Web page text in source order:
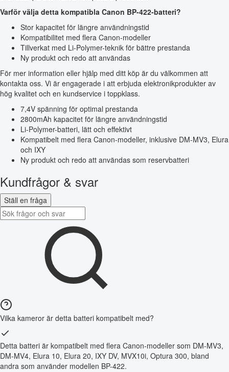
Varför välja detta kompatibla Canon BP-422-batteri?
Stor kapacitet för längre användningstid
Kompatibilitet med flera Canon-modeller
Tillverkat med Li-Polymer-teknik för bättre prestanda
Ny produkt och redo att användas
För mer information eller hjälp med ditt köp är du välkommen att
kontakta oss. Vi är engagerade i att erbjuda elektronikprodukter av
hög kvalitet och en kundservice i toppklass.
7,4V spänning för optimal prestanda
2800mAh kapacitet för längre användningstid
Li-Polymer-batteri, lätt och effektivt
Kompatibelt med flera Canon-modeller, inklusive DM-MV3, Elura
och IXY
Ny produkt och redo att användas som reservbatteri
Kundfrågor & svar
Ställ en fråga
Vilka kameror är detta batteri kompatibelt med?
Detta batteri är kompatibelt med flera Canon-modeller som DM-MV3,
DM-MV4, Elura 10, Elura 20, IXY DV, MVX10i, Optura 300, bland
andra som använder modellen BP-422.